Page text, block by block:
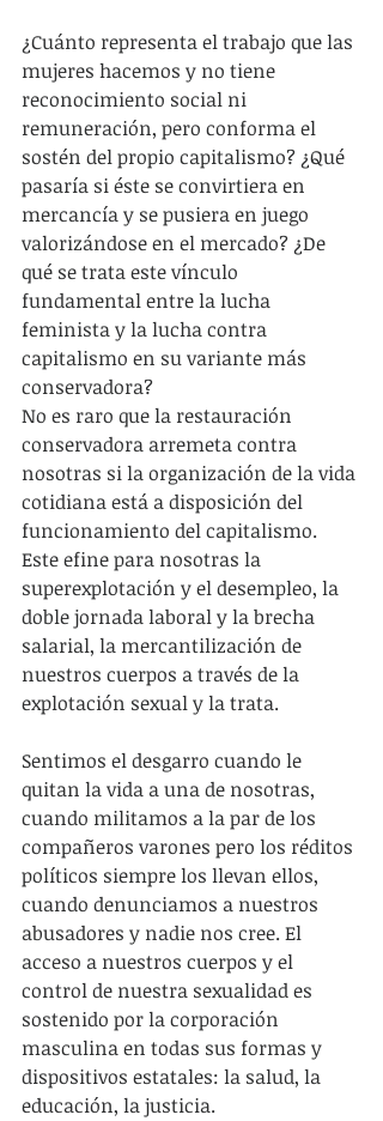
¿Cuánto representa el trabajo que las
mujeres hacemos y no tiene
reconocimiento social ni
remuneración, pero conforma el
sostén del propio capitalismo? ¿Qué
pasaría si éste se convirtiera en
mercancía y se pusiera en juego
valorizándose en el mercado? ¿De
qué se trata este vínculo
fundamental entre la lucha
feminista y la lucha contra
capitalismo en su variante más
conservadora?
No es raro que la restauración
conservadora arremeta contra
nosotras si la organización de la vida
cotidiana está a disposición del
funcionamiento del capitalismo.
Este efine para nosotras la
superexplotación y el desempleo, la
doble jornada laboral y la brecha
salarial, la mercantilización de
nuestros cuerpos a través de la
explotación sexual y la trata.
Sentimos el desgarro cuando le
quitan la vida a una de nosotras,
cuando militamos a la par de los
compañeros varones pero los réditos
políticos siempre los llevan ellos,
cuando denunciamos a nuestros
abusadores y nadie nos cree. El
acceso a nuestros cuerpos y el
control de nuestra sexualidad es
sostenido por la corporación
masculina en todas sus formas y
dispositivos estatales: la salud, la
educación, la justicia.